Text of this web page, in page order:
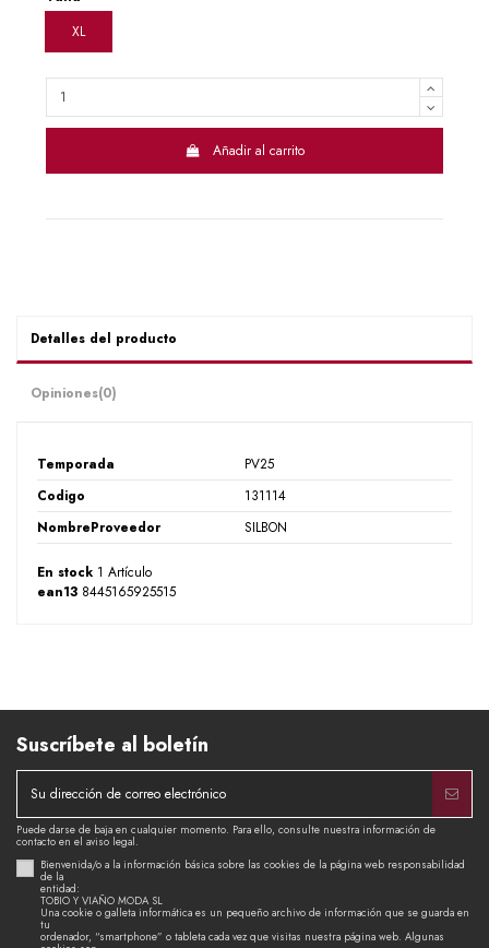
XL
Añadir al carrito
Detalles del producto
Opiniones(0)
Temporada
PV25
Codigo
131114
NombreProveedor
SILBON
En stock 1 Artículo
ean13 8445165925515
Suscríbete al boletín
Puede darse de baja en cualquier momento. Para ello, consulte nuestra información de
contacto en el aviso legal.
Bienvenida/o a la información básica sobre las cookies de la página web responsabilidad
de la
entidad:
TOBIO Y VIAÑO MODA SL
Una cookie o galleta informática es un pequeño archivo de información que se guarda en
tu
ordenador, “smartphone” o tableta cada vez que visitas nuestra página web. Algunas